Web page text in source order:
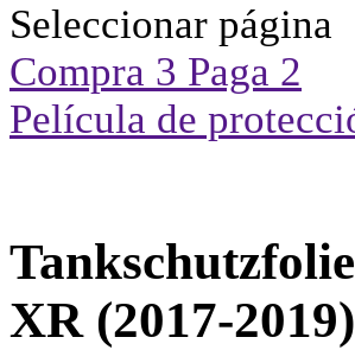
Seleccionar página
Compra 3 Paga 2
Película de
XR (2017-2019)